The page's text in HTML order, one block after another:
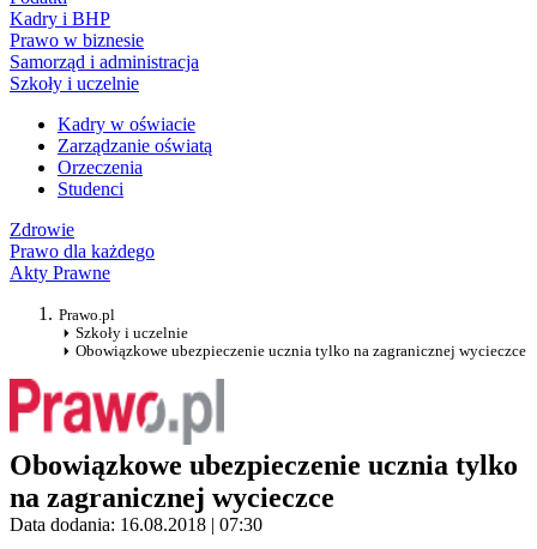
Kadry i BHP
Prawo w biznesie
Samorząd i administracja
Szkoły i uczelnie
Kadry w oświacie
Zarządzanie oświatą
Orzeczenia
Studenci
Zdrowie
Prawo dla każdego
Akty Prawne
Prawo.pl
Szkoły i uczelnie
Obowiązkowe ubezpieczenie ucznia tylko na zagranicznej wycieczce
Obowiązkowe ubezpieczenie ucznia tylko
na zagranicznej wycieczce
Data dodania: 16.08.2018 | 07:30